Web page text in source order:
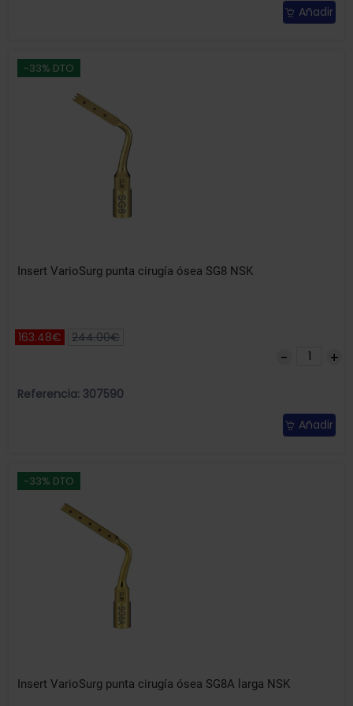
Añadir
-33% DTO
Insert VarioSurg punta cirugía ósea SG8 NSK
163.48€ 244.00€
Referencia: 307590
Añadir
-33% DTO
Insert VarioSurg punta cirugía ósea SG8A larga NSK